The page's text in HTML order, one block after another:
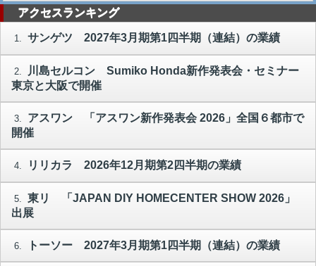
アクセスランキング
1. サンゲツ 2027年3月期第1四半期（連結）の業績
2.
川島セルコン Sumiko Honda新作発表会・セミナー
東京と大阪で開催
3.
アスワン 「アスワン新作発表会 2026」全国６都市で
開催
4. リリカラ 2026年12月期第2四半期の業績
5.
東リ 「JAPAN DIY HOMECENTER SHOW 2026」
出展
6. トーソー 2027年3月期第1四半期（連結）の業績